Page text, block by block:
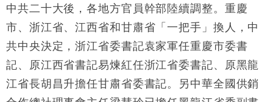
50%
15:59
財經｜SA售股自救後再出手 斥4億美元押注未上市公
財經｜精星香港夥菜鳥拓全球智慧倉儲市場 加快海外
市場落地
14:50
地產｜大酒店中期轉賺2300萬元 斥21億翻新香港及
東京半島
中共二十大後，各地方官員幹部陸續調整。重慶
市、浙江省、江西省和甘肅省「一把手」換人，中
共中央決定，浙江省委書記袁家軍任重慶市委書
記、原江西省書記易煉紅任浙江省委書記、原黑龍
江省長胡昌升擔任甘肅省委書記。另中華全國供銷